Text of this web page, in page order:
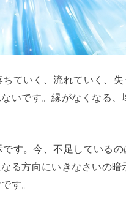
ていく、流れていく、
いです。縁がなくなる
す。今、不足している
る方向にいきなさいの
けです。